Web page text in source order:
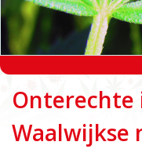
Waalwijkse